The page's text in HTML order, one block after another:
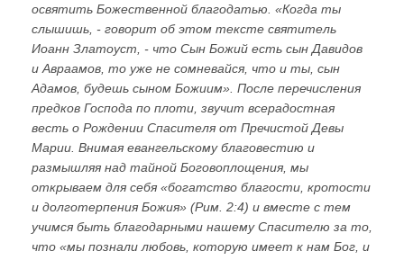
освятить Божественной благодатью. «Когда ты
слышишь, - говорит об этом тексте святитель
Иоанн Златоуст, - что Сын Божий есть сын Давидов
и Авраамов, то уже не сомневайся, что и ты, сын
Адамов, будешь сыном Божиим». После перечисления
предков Господа по плоти, звучит всерадостная
весть о Рождении Спасителя от Пречистой Девы
Марии. Внимая евангельскому благовестию и
размышляя над тайной Боговоплощения, мы
открываем для себя «богатство благости, кротости
и долготерпения Божия» (Рим. 2:4) и вместе с тем
учимся быть благодарными нашему Спасителю за то,
что «мы познали любовь, которую имеет к нам Бог, и